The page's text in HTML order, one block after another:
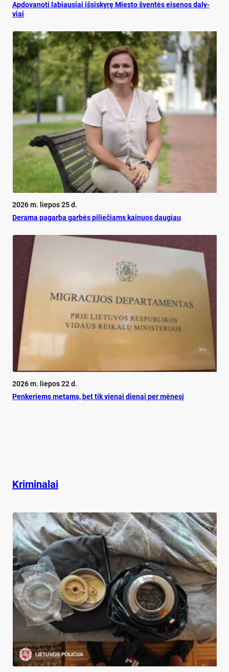
Ap­do­va­no­ti la­biau­siai iš­si­sky­rę Mies­to šven­tės ei­se­nos da­ly­
viai
2026 m. liepos 25 d.
De­ra­ma pa­gar­ba gar­bės pi­lie­čiams kai­nuos dau­giau
2026 m. liepos 22 d.
Pen­ke­riems me­tams, bet tik vie­nai die­nai per mė­ne­sį
Kriminalai